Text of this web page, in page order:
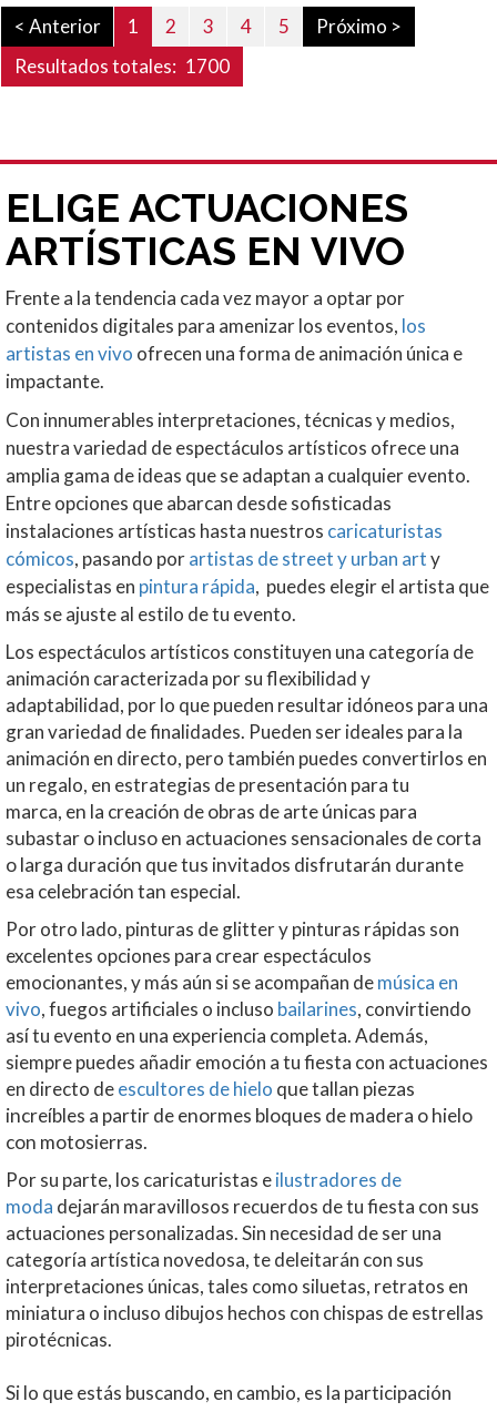
< Anterior 1 2 3 4 5
Próximo >
Resultados totales: 1700
ELIGE ACTUACIONES
ARTÍSTICAS EN VIVO
Frente a la tendencia cada vez mayor a optar por
contenidos digitales para amenizar los eventos, los
artistas en vivo ofrecen una forma de animación única e
impactante.
Con innumerables interpretaciones, técnicas y medios,
nuestra variedad de espectáculos artísticos ofrece una
amplia gama de ideas que se adaptan a cualquier evento.
Entre opciones que abarcan desde sofisticadas
instalaciones artísticas hasta nuestros caricaturistas
cómicos, pasando porartistas de street y urban arty
especialistas en pintura rápida, puedes elegir el artista que
más se ajuste al estilo de tu evento.
Los espectáculos artísticos constituyen una categoría de
animación caracterizada por su flexibilidad y
adaptabilidad, por lo que pueden resultar idóneos para una
gran variedad de finalidades. Pueden ser ideales para la
animación en directo, pero también puedes convertirlos en
un regalo, en estrategias de presentación para tu
marca, en la creación de obras de arte únicas para
subastar o incluso en actuaciones sensacionales de corta
o larga duración que tus invitados disfrutarán durante
esa celebración tan especial.
Por otro lado, pinturas de glitter y pinturas rápidas son
excelentes opciones para crear espectáculos
emocionantes, y más aún si se acompañan demúsica en
vivo, fuegos artificiales o incluso bailarines, convirtiendo
así tu evento en una experiencia completa. Además,
siempre puedes añadir emoción a tu fiesta con actuaciones
en directo deescultores de hielo que tallan piezas
increíbles a partir de enormes bloques de madera o hielo
con motosierras.
Por su parte, los caricaturistas eilustradores de
moda dejarán maravillosos recuerdos de tu fiesta con sus
actuaciones personalizadas. Sin necesidad de ser una
categoría artística novedosa, te deleitarán con sus
interpretaciones únicas, tales como siluetas, retratos en
miniatura o incluso dibujos hechos con chispas de estrellas
pirotécnicas.
Si lo que estás buscando, en cambio, es la participación